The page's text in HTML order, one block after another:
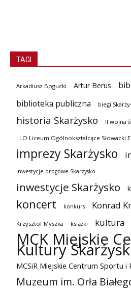
TAGI
Arkadiusz Bogucki Artur Berus
biblioteka publiczna
biegi
historia Skarżysko II wojna
I LO Liceum Ogólnokształcące Słowacki
imprezy Skarżysko
inwestycje drogowe Skarżysko
inwestycje Skarżysko
koncert konkurs Konrad
Krzysztof Myszka książki kultura
MCK Miejskie
Kultury
MCSiR Miejskie Centrum Sportu i
Muzeum im. Orła